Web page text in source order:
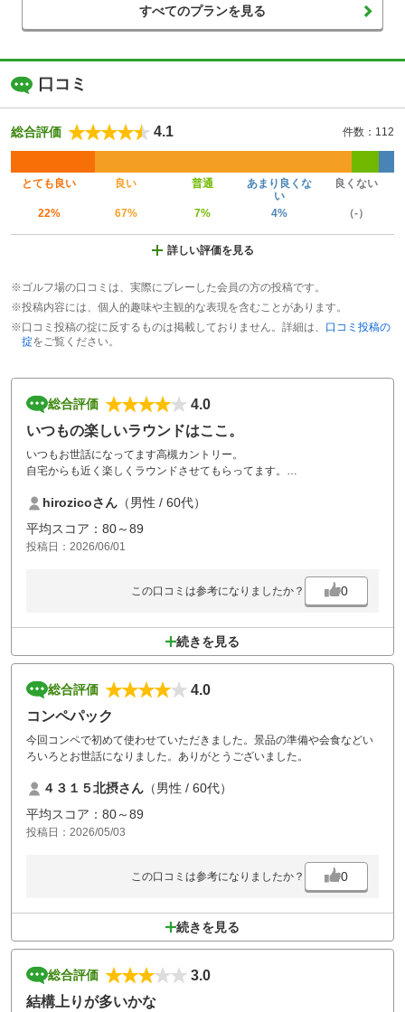
すべてのプランを見る
口コミ
総合評価 4.1 件数：112
とても良い 良い 普通
あまり良くな
い
良くない
22% 67% 7% 4% （-）
詳しい評価を見る
※ゴルフ場の口コミは、実際にプレーした会員の方の投稿です。
※投稿内容には、個人的趣味や主観的な表現を含むことがあります。
※口コミ投稿の掟に反するものは掲載しておりません。詳細は、 口コミ投稿の
掟をご覧ください。
総合評価
4.0
いつもの楽しいラウンドはここ。
いつもお世話になってます高槻カントリー。
自宅からも近く楽しくラウンドさせてもらってます。
hirozicoさん （男性 / 60代）
平均スコア：80～89
投稿日：2026/06/01
この口コミは参考になりましたか？ 0
続きを見る
総合評価
4.0
コンペパック
今回コンペで初めて使わせていただきました。景品の準備や会食などい
ろいろとお世話になりました。ありがとうございました。
４３１５北摂さん （男性 / 60代）
平均スコア：80～89
投稿日：2026/05/03
この口コミは参考になりましたか？ 0
続きを見る
総合評価
3.0
結構上りが多いかな